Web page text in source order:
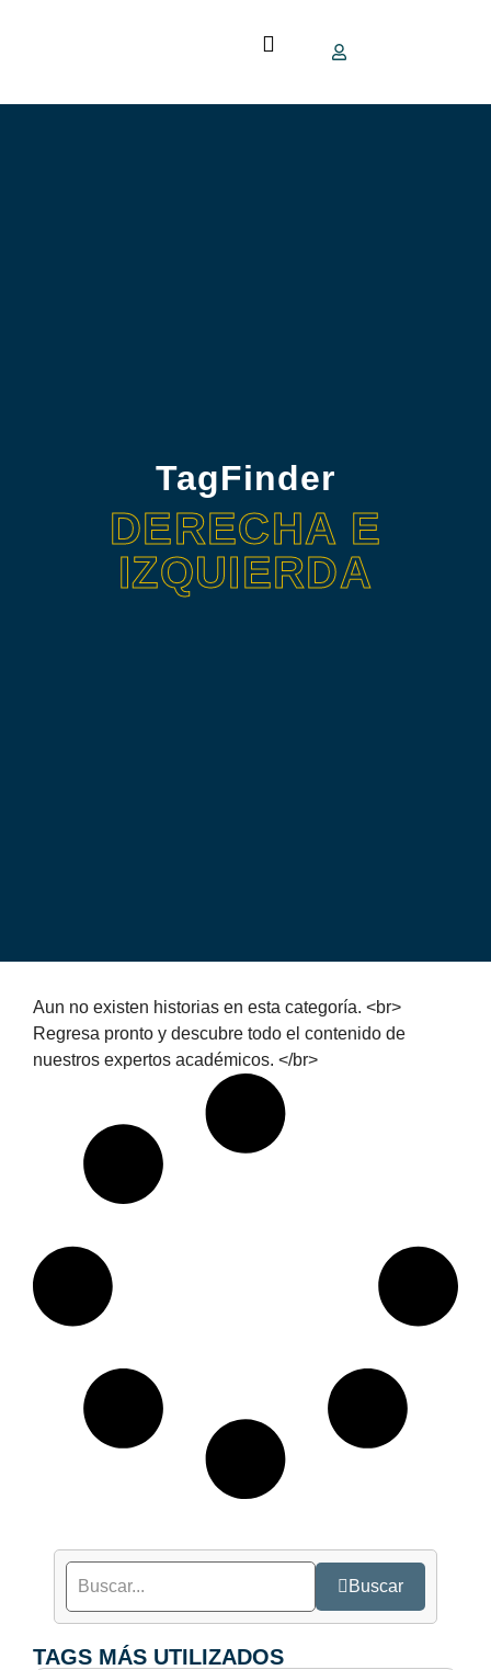
DERECHA E
IZQUIERDA
TagFinder
Aun no existen historias en esta categoría. <br>
Regresa pronto y descubre todo el contenido de
nuestros expertos académicos. </br>
Buscar
TAGS MÁS UTILIZADOS